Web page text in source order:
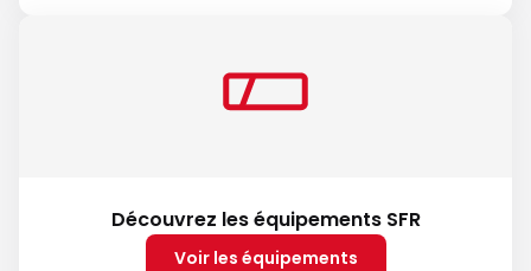
Découvrez les équipements SFR
Voir les équipements